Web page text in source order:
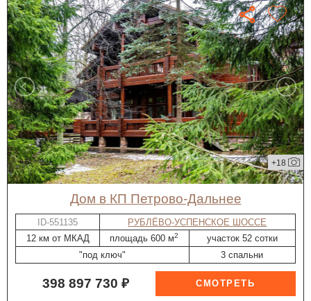
+18
дом в КП Петрово-Дальнее
ID-551135
РУБЛЁВО-УСПЕНСКОЕ ШОССЕ
12 км от МКАД
площадь 600 м2
участок 52 сотки
"под ключ"
3 спальни
398 897 730 ₽